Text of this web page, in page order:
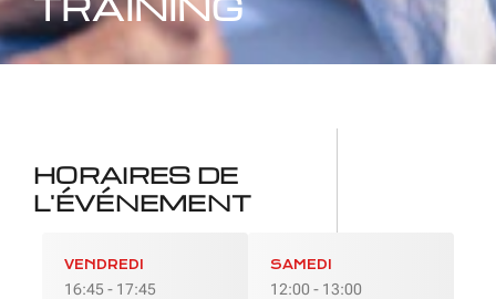
HORAIRES DE
L'ÉVÉNEMENT
VENDREDI
16:45 - 17:45
SAMEDI
12:00 - 13:00